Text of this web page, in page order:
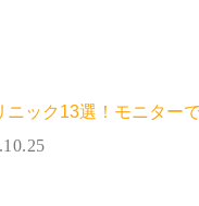
ック13選！モニター